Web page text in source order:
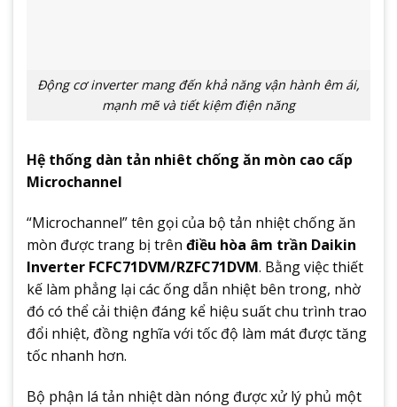
Động cơ inverter mang đến khả năng vận hành êm ái,
mạnh mẽ và tiết kiệm điện năng
Hệ thống dàn tản nhiêt chống ăn mòn cao cấp
Microchannel
“Microchannel” tên gọi của bộ tản nhiệt chống ăn
mòn được trang bị trên điều hòa âm trần Daikin
Inverter FCFC71DVM/RZFC71DVM. Bằng việc thiết
kế làm phẳng lại các ống dẫn nhiệt bên trong, nhờ
đó có thể cải thiện đáng kể hiệu suất chu trình trao
đổi nhiệt, đồng nghĩa với tốc độ làm mát được tăng
tốc nhanh hơn.
Bộ phận lá tản nhiệt dàn nóng được xử lý phủ một